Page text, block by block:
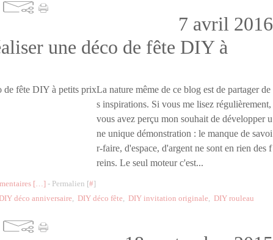
7 avril 2016
une déco de fête DIY à
La nature même de ce blog est de partager de
s inspirations. Si vous me lisez régulièrement,
vous avez perçu mon souhait de développer u
ne unique démonstration : le manque de savoi
r-faire, d'espace, d'argent ne sont en rien des f
reins. Le seul moteur c'est...
[…] - Permalien [#]
déco anniversaire, DIY déco fête, DIY invitation originale, DIY rouleau